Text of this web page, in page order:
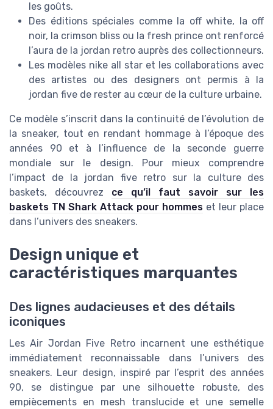
les goûts.
Des éditions spéciales comme la off white, la off
noir, la crimson bliss ou la fresh prince ont renforcé
l’aura de la jordan retro auprès des collectionneurs.
Les modèles nike all star et les collaborations avec
des artistes ou des designers ont permis à la
jordan five de rester au cœur de la culture urbaine.
Ce modèle s’inscrit dans la continuité de l’évolution de
la sneaker, tout en rendant hommage à l’époque des
années 90 et à l’influence de la seconde guerre
mondiale sur le design. Pour mieux comprendre
l’impact de la jordan five retro sur la culture des
baskets, découvrez ce qu’il faut savoir sur les
baskets TN Shark Attack pour hommes et leur place
dans l’univers des sneakers.
Design unique et
caractéristiques marquantes
Des lignes audacieuses et des détails
iconiques
Les Air Jordan Five Retro incarnent une esthétique
immédiatement reconnaissable dans l’univers des
sneakers. Leur design, inspiré par l’esprit des années
90, se distingue par une silhouette robuste, des
empiècements en mesh translucide et une semelle